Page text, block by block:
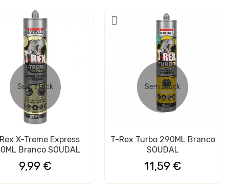
0,89 €
Abraçadeira PCL3017
Longos 2.54MM
0,27 €
Gás Refrigerante
Sem stock
X-Treme Express
Branco SOUDAL
9,99 €
Sem stock
T-Rex Turbo 290ML Branco
SOUDAL
11,59 €